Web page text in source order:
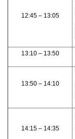
12:45 – 13:05
13:10 – 13:50
13:50 – 14:10
14:15 – 14:35